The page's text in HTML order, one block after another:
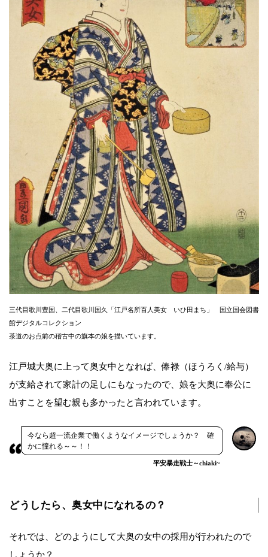
三代目歌川豊国、二代目歌川国久「江戸名所百人美女 いひ田まち」 国立国会図書
館デジタルコレクション
茶道のお点前の稽古中の旗本の娘を描いています。
江戸城大奥に上って奥女中となれば、俸禄（ほうろく/給与）
が支給されて家計の足しにもなったので、娘を大奥に奉公に
出すことを望む親も多かったと言われています。
今なら超一流企業で働くようなイメージでしょうか？ 確
かに憧れる～～！！
平安暴走戦士～chiaki~
どうしたら、奥女中になれるの？
それでは、どのようにして大奥の女中の採用が行われたので
しょうか？